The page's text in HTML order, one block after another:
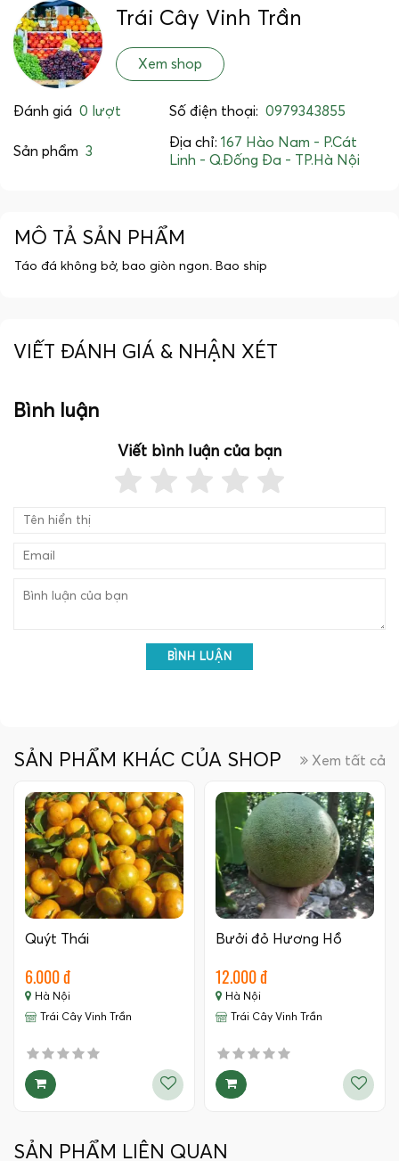
Trái Cây Vinh Trần
Xem shop
Đánh giá 0 lượt Số điện thoại: 0979343855
Sản phẩm 3
Địa chỉ: 167 Hào Nam - P.Cát
Linh - Q.Đống Đa - TP.Hà Nội
MÔ TẢ SẢN PHẨM
Táo đá không bở, bao giòn ngon. Bao ship
VIẾT ĐÁNH GIÁ & NHẬN XÉT
Bình luận
Viết bình luận của bạn
BÌNH LUẬN
SẢN PHẨM KHÁC CỦA SHOP Xem tất cả
Quýt Thái
6.000 đ
Hà Nội
Trái Cây Vinh Trần
Bưởi đỏ Hương Hồ
12.000 đ
Hà Nội
Trái Cây Vinh Trần
SẢN PHẨM LIÊN QUAN